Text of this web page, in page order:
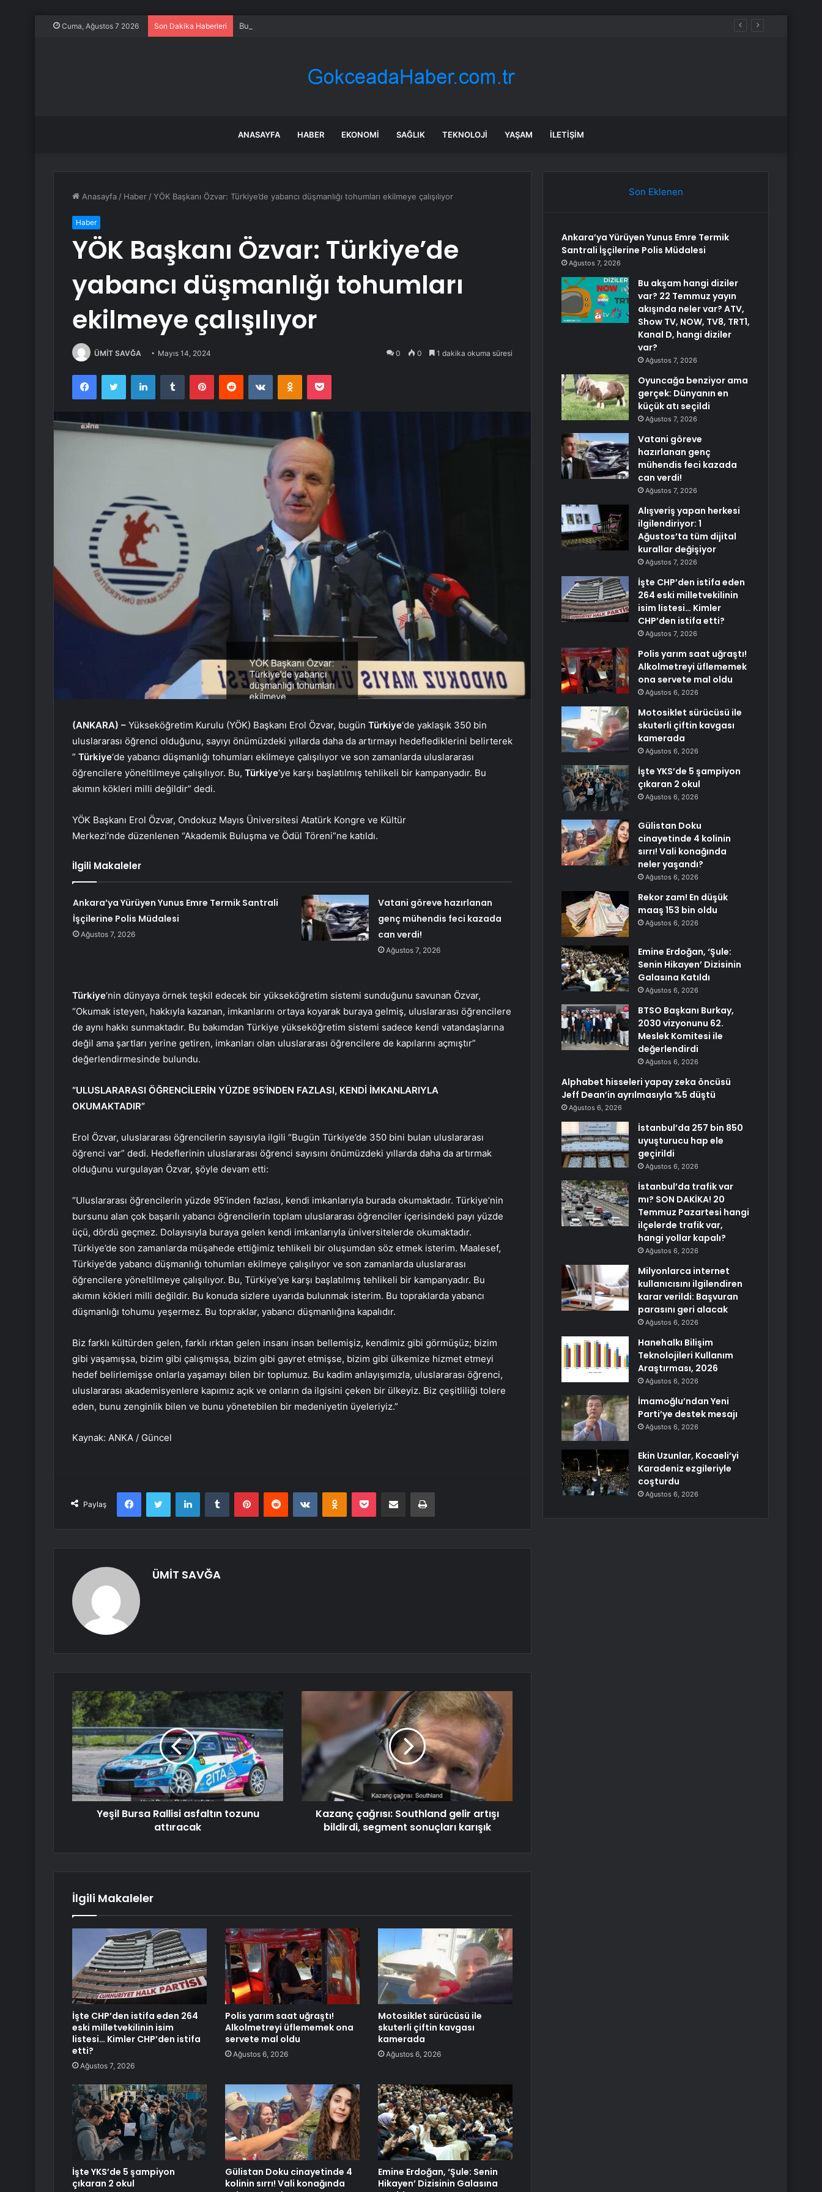
Cuma, Ağustos 7 2026 Son Dakika Haberleri Bu akşam hangi diziler var? 22 Temmuz yayın akışında neler var? ATV, Show TV, NOW, TV8, TRT1, Kanal D, hangi diziler var?
ANASAYFA HABER EKONOMI SAĞLIK TEKNOLOJI YAŞAM İLETIŞIM
Anasayfa / Haber /YÖK Başkanı Özvar: Türkiye’de yabancı düşmanlığı tohumları ekilmeye çalışılıyor
Haber
YÖK Başkanı Özvar: Türkiye’de
yabancı düşmanlığı tohumları
ekilmeye çalışılıyor
ÜMİT SAVĞA Mayıs 14, 2024 0 0 1 dakika okuma süresi
FacebookTwitter LinkedInTumblr PinterestReddit VKontakteOdnoklassniki
Pocket
(ANKARA) – Yükseköğretim Kurulu (YÖK) Başkanı Erol Özvar, bugün Türkiye‘de yaklaşık 350 bin
uluslararası öğrenci olduğunu, sayıyı önümüzdeki yıllarda daha da artırmayı hedeflediklerini belirterek
” Türkiye‘de yabancı düşmanlığı tohumları ekilmeye çalışılıyor ve son zamanlarda uluslararası
öğrencilere yöneltilmeye çalışılıyor. Bu, Türkiye‘ye karşı başlatılmış tehlikeli bir kampanyadır. Bu
akımın kökleri milli değildir” dedi.
YÖK Başkanı Erol Özvar, Ondokuz Mayıs Üniversitesi Atatürk Kongre ve Kültür
Merkezi’nde düzenlenen “Akademik Buluşma ve Ödül Töreni”ne katıldı.
İlgili Makaleler
Ankara’ya Yürüyen Yunus Emre Termik Santrali
İşçilerine Polis Müdalesi
Ağustos 7, 2026
Vatani göreve hazırlanan
genç mühendis feci kazada
can verdi!
Ağustos 7, 2026
Türkiye‘nin dünyaya örnek teşkil edecek bir yükseköğretim sistemi sunduğunu savunan Özvar,
“Okumak isteyen, hakkıyla kazanan, imkanlarını ortaya koyarak buraya gelmiş, uluslararası öğrencilere
de aynı hakkı sunmaktadır. Bu bakımdan Türkiye yükseköğretim sistemi sadece kendi vatandaşlarına
değil ama şartları yerine getiren, imkanları olan uluslararası öğrencilere de kapılarını açmıştır”
değerlendirmesinde bulundu.
“ULUSLARARASI ÖĞRENCİLERİN YÜZDE 95’İNDEN FAZLASI, KENDİ İMKANLARIYLA
OKUMAKTADIR”
Erol Özvar, uluslararası öğrencilerin sayısıyla ilgili “Bugün Türkiye’de 350 bini bulan uluslararası
öğrenci var” dedi. Hedeflerinin uluslararası öğrenci sayısını önümüzdeki yıllarda daha da artırmak
olduğunu vurgulayan Özvar, şöyle devam etti:
“Uluslararası öğrencilerin yüzde 95’inden fazlası, kendi imkanlarıyla burada okumaktadır. Türkiye’nin
bursunu alan çok başarılı yabancı öğrencilerin toplam uluslararası öğrenciler içerisindeki payı yüzde
üçü, dördü geçmez. Dolayısıyla buraya gelen kendi imkanlarıyla üniversitelerde okumaktadır.
Türkiye’de son zamanlarda müşahede ettiğimiz tehlikeli bir oluşumdan söz etmek isterim. Maalesef,
Türkiye’de yabancı düşmanlığı tohumları ekilmeye çalışılıyor ve son zamanlarda uluslararası
öğrencilere yöneltilmeye çalışılıyor. Bu, Türkiye’ye karşı başlatılmış tehlikeli bir kampanyadır. Bu
akımın kökleri milli değildir. Bu konuda sizlere uyarıda bulunmak isterim. Bu topraklarda yabancı
düşmanlığı tohumu yeşermez. Bu topraklar, yabancı düşmanlığına kapalıdır.
Biz farklı kültürden gelen, farklı ırktan gelen insanı insan bellemişiz, kendimiz gibi görmüşüz; bizim
gibi yaşamışsa, bizim gibi çalışmışsa, bizim gibi gayret etmişse, bizim gibi ülkemize hizmet etmeyi
hedef belirlemişse onlarla yaşamayı bilen bir toplumuz. Bu kadim anlayışımızla, uluslararası öğrenci,
uluslararası akademisyenlere kapımız açık ve onların da ilgisini çeken bir ülkeyiz. Biz çeşitliliği tolere
eden, bunu zenginlik bilen ve bunu yönetebilen bir medeniyetin üyeleriyiz.”
Kaynak: ANKA / Güncel
Paylaş
FacebookTwitter LinkedInTumblr PinterestReddit VKontakteOdnoklassniki
Pocket E-Posta ile paylaş Yazdır
ÜMİT SAVĞA
Yeşil Bursa Rallisi asfaltın tozunu
attıracak
Kazanç çağrısı: Southland gelir artışı
bildirdi, segment sonuçları karışık
İlgili Makaleler
İşte CHP’den istifa eden 264
eski milletvekilinin isim
listesi… Kimler CHP’den istifa
etti?
Ağustos 7, 2026
Polis yarım saat uğraştı!
Alkolmetreyi üflememek ona
servete mal oldu
Ağustos 6, 2026
Motosiklet sürücüsü ile
skuterli çiftin kavgası
kamerada
Ağustos 6, 2026
İşte YKS’de 5 şampiyon
çıkaran 2 okul
Gülistan Doku cinayetinde 4
kolinin sırrı! Vali konağında
Emine Erdoğan, ‘Şule: Senin
Hikayen’ Dizisinin Galasına
Son Eklenen
Ankara’ya Yürüyen Yunus Emre Termik
Santrali İşçilerine Polis Müdalesi
Ağustos 7, 2026
Bu akşam hangi diziler
var? 22 Temmuz yayın
akışında neler var? ATV,
Show TV, NOW, TV8, TRT1,
Kanal D, hangi diziler
var?
Ağustos 7, 2026
Oyuncağa benziyor ama
gerçek: Dünyanın en
küçük atı seçildi
Ağustos 7, 2026
Vatani göreve
hazırlanan genç
mühendis feci kazada
can verdi!
Ağustos 7, 2026
Alışveriş yapan herkesi
ilgilendiriyor: 1
Ağustos’ta tüm dijital
kurallar değişiyor
Ağustos 7, 2026
İşte CHP’den istifa eden
264 eski milletvekilinin
isim listesi… Kimler
CHP’den istifa etti?
Ağustos 7, 2026
Polis yarım saat uğraştı!
Alkolmetreyi üflememek
ona servete mal oldu
Ağustos 6, 2026
Motosiklet sürücüsü ile
skuterli çiftin kavgası
kamerada
Ağustos 6, 2026
İşte YKS’de 5 şampiyon
çıkaran 2 okul
Ağustos 6, 2026
Gülistan Doku
cinayetinde 4 kolinin
sırrı! Vali konağında
neler yaşandı?
Ağustos 6, 2026
Rekor zam! En düşük
maaş 153 bin oldu
Ağustos 6, 2026
Emine Erdoğan, ‘Şule:
Senin Hikayen’ Dizisinin
Galasına Katıldı
Ağustos 6, 2026
BTSO Başkanı Burkay,
2030 vizyonunu 62.
Meslek Komitesi ile
değerlendirdi
Ağustos 6, 2026
Alphabet hisseleri yapay zeka öncüsü
Jeff Dean’in ayrılmasıyla %5 düştü
Ağustos 6, 2026
İstanbul’da 257 bin 850
uyuşturucu hap ele
geçirildi
Ağustos 6, 2026
İstanbul’da trafik var
mı? SON DAKİKA! 20
Temmuz Pazartesi hangi
ilçelerde trafik var,
hangi yollar kapalı?
Ağustos 6, 2026
Milyonlarca internet
kullanıcısını ilgilendiren
karar verildi: Başvuran
parasını geri alacak
Ağustos 6, 2026
Hanehalkı Bilişim
Teknolojileri Kullanım
Araştırması, 2026
Ağustos 6, 2026
İmamoğlu’ndan Yeni
Parti’ye destek mesajı
Ağustos 6, 2026
Ekin Uzunlar, Kocaeli’yi
Karadeniz ezgileriyle
coşturdu
Ağustos 6, 2026